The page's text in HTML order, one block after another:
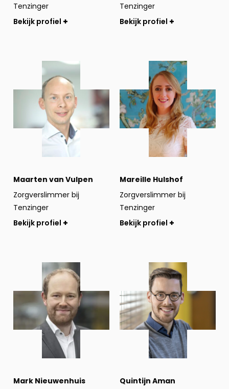
Tenzinger
Bekijk profiel
Tenzinger
Bekijk profiel
Maarten van Vulpen
Zorgverslimmer bij
Tenzinger
Bekijk profiel
Mareille Hulshof
Zorgverslimmer bij
Tenzinger
Bekijk profiel
Mark Nieuwenhuis
Quintijn Aman